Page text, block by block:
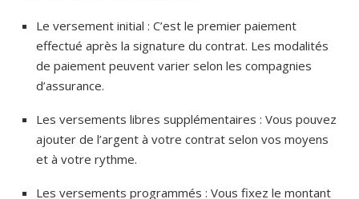
Le versement initial : C’est le premier paiement
effectué après la signature du contrat. Les modalités
de paiement peuvent varier selon les compagnies
d’assurance.
Les versements libres supplémentaires : Vous pouvez
ajouter de l’argent à votre contrat selon vos moyens
et à votre rythme.
Les versements programmés : Vous fixez le montant